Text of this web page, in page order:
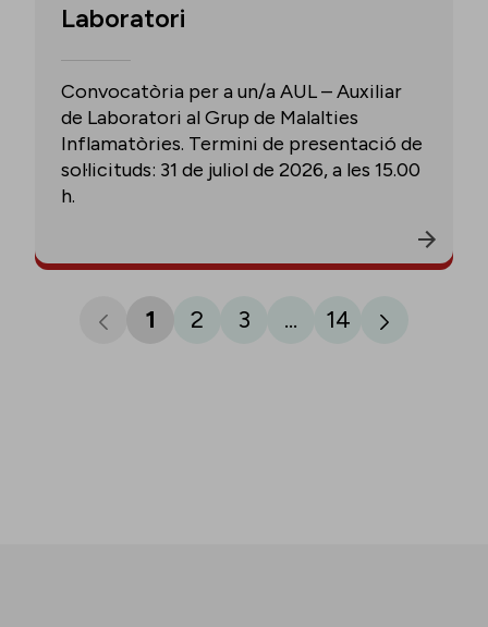
Laboratori
Convocatòria per a un/a AUL – Auxiliar
de Laboratori al Grup de Malalties
Inflamatòries. Termini de presentació de
sol·licituds: 31 de juliol de 2026, a les 15.00
h.
1 2 3 ... 14